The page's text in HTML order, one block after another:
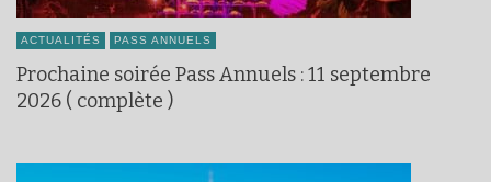
ACTUALITÉS PASS ANNUELS
Prochaine soirée Pass Annuels : 11 septembre
2026 ( complète )